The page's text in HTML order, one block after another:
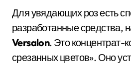
Для увядающих роз есть
разработанные средства,
Versalon. Это концентрат-
срезанных цветов». Оно